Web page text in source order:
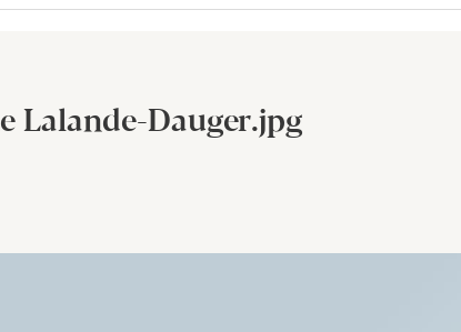
Lalande-Dauger.jpg